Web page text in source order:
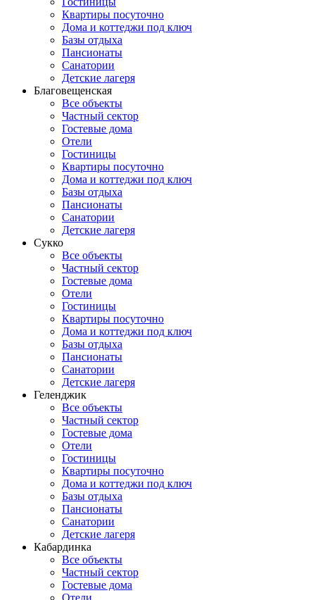
Квартиры посуточно
Дома и коттеджи под ключ
Базы отдыха
Пансионаты
Санатории
Детские лагеря
Благовещенская
Все объекты
Частный сектор
Гостевые дома
Отели
Гостиницы
Квартиры посуточно
Дома и коттеджи под ключ
Базы отдыха
Пансионаты
Санатории
Детские лагеря
Сукко
Все объекты
Частный сектор
Гостевые дома
Отели
Гостиницы
Квартиры посуточно
Дома и коттеджи под ключ
Базы отдыха
Пансионаты
Санатории
Детские лагеря
Геленджик
Все объекты
Частный сектор
Гостевые дома
Отели
Гостиницы
Квартиры посуточно
Дома и коттеджи под ключ
Базы отдыха
Пансионаты
Санатории
Детские лагеря
Кабардинка
Все объекты
Частный сектор
Гостевые дома
Отели